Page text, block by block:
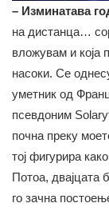
– Изминатава
на дистанца…
вложувам и која
насоки. Се
уметник од
псевдоним
почна преку
тој фигурира
Потоа, двајцата
го зачна